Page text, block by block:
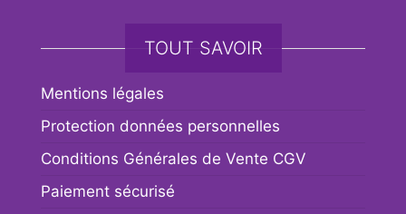
TOUT SAVOIR
Mentions légales
Protection données personnelles
Conditions Générales de Vente CGV
Paiement sécurisé